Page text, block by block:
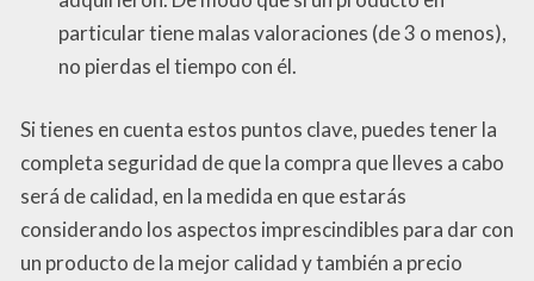
particular tiene malas valoraciones (de 3 o menos),
no pierdas el tiempo con él.
Si tienes en cuenta estos puntos clave, puedes tener la
completa seguridad de que la compra que lleves a cabo
será de calidad, en la medida en que estarás
considerando los aspectos imprescindibles para dar con
un producto de la mejor calidad y también a precio